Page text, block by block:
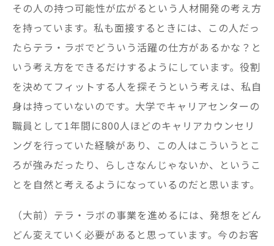
その人の持つ可能性が広がるという人材開発の考え方
を持っています。私も面接するときには、この人だっ
たらテラ・ラボでどういう活躍の仕方があるかな？と
いう考え方をできるだけするようにしています。役割
を決めてフィットする人を探そうという考えは、私自
身は持っていないのです。大学でキャリアセンターの
職員として1年間に800人ほどのキャリアカウンセリ
ングを行っていた経験があり、この人はこういうとこ
ろが強みだったり、らしさなんじゃないか、というこ
とを自然と考えるようになっているのだと思います。
（大前）テラ・ラボの事業を進めるには、発想をどん
どん変えていく必要があると思っています。今のお客